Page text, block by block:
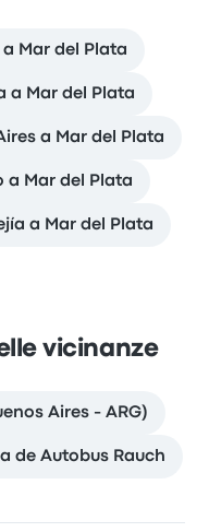
a Mar del Plata
a Mar del Plata
a Mar del Plata
a Mar del Plata
a Mar del Plata
vicinanze
Aires - ARG)
de Autobus Rauch